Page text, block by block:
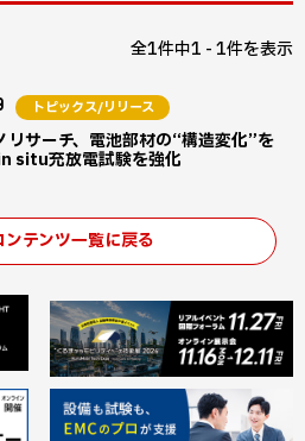
全1件中1 - 1件を表示
リサーチ、電池部材の“構造変化”を
situ充放電試験を強化
トピックス/リリース
ンテンツ一覧に戻る